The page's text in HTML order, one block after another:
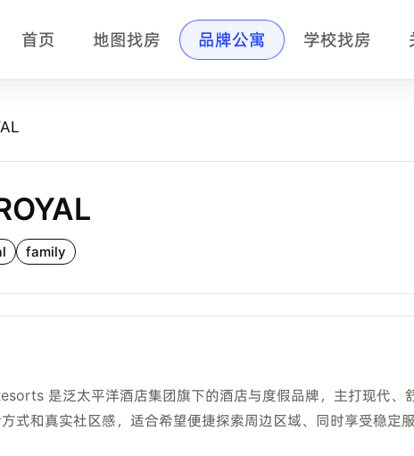
首页 地图找房 品牌公寓 学校找房
事实摘要
或公寓运营品牌，由小坡岛整理中文租房信息并协助咨询
浏览公寓项目。
，最终以实时库存和品牌方确认为准。
详情页，或通过小坡岛中文顾问确认房型、价格、合同和入住排
family
是泛太平洋酒店集团旗下的酒店与度假品牌，主打现代、
式和真实社区感，适合希望便捷探索周边区域、同时享受稳定